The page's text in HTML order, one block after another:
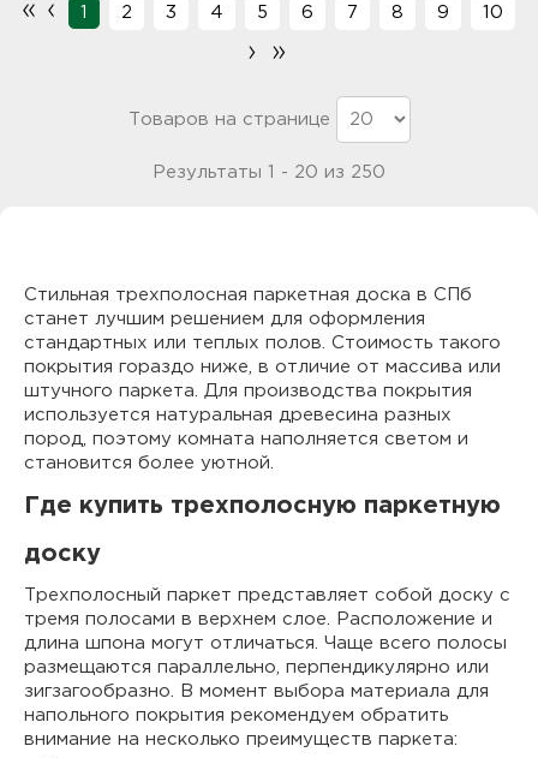
« ‹ 1 2 3 4 5 6 7 8 9 10
› »
Товаров на странице
Результаты 1 - 20 из 250
Стильная трехполосная паркетная доска в СПб
станет лучшим решением для оформления
стандартных или теплых полов. Стоимость такого
покрытия гораздо ниже, в отличие от массива или
штучного паркета. Для производства покрытия
используется натуральная древесина разных
пород, поэтому комната наполняется светом и
становится более уютной.
Где купить трехполосную паркетную
доску
Трехполосный паркет представляет собой доску с
тремя полосами в верхнем слое. Расположение и
длина шпона могут отличаться. Чаще всего полосы
размещаются параллельно, перпендикулярно или
зигзагообразно. В момент выбора материала для
напольного покрытия рекомендуем обратить
внимание на несколько преимуществ паркета: